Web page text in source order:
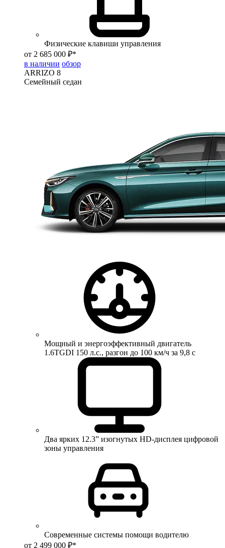
Физические клавиши управления
от 2 685 000 ₽*
в наличии обзор
ARRIZO 8
Семейный седан
Мощный и энергоэффективный двигатель
1.6TGDI 150 л.с., разгон до 100 км/ч за 9,8 с
Два ярких 12.3” изогнутых HD-дисплея цифровой
зоны управления
Современные системы помощи водителю
от 2 499 000 ₽*